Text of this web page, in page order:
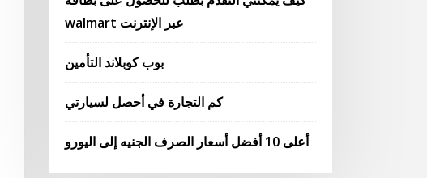
walmart عبر الإنترنت
بوب كوبلاند التأمين
كم التجارة في أحصل لسيارتي
أعلى 10 أفضل أسعار الصرف الجنيه إلى اليورو